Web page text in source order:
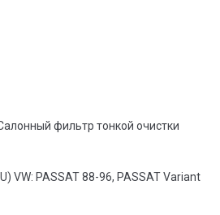
фильтр тонкой очистки
VW: PASSAT 88-96, PASSAT Variant